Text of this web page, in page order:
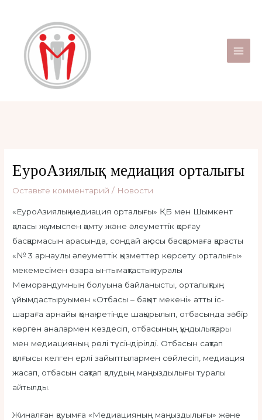
содержимому
ЕуроАзиялық медиация орталығы
Оставьте комментарий / Новости
«ЕуроАзиялық медиация орталығы» ҚБ мен Шымкент
қаласы жұмыспен қамту және әлеуметтік қорғау
басқармасын арасында, сондай ақ осы басқармаға қарасты
«№ 3 арнаулы әлеуметтік қызметтер көрсету орталығы»
мекемесімен өзара ынтымақтастық туралы
Меморандумның болуына байланысты, орталықтың
ұйымдастыруымен «Отбасы – бақыт мекені» атты іс-
шараға арнайы қонақ ретінде шақырылып, отбасында зәбір
көрген аналармен кездесіп, отбасының құндылықтары
мен медиацияның рөлі түсіндірілді. Отбасын сақтап
қалғысы келген ерлі зайыптылармен сөйлесіп, медиация
жасап, отбасын сақтап қалудың маңыздылығы туралы
айтылды.
Жиналған қауымға «Медиацияның маңыздылығы» және
записям